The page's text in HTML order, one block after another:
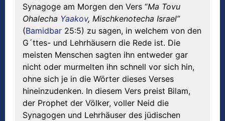
Synagoge am Morgen den Vers “Ma Tovu
Ohalecha Yaakov, Mischkenotecha Israel”
(Bamidbar 25:5) zu sagen, in welchem von den
G´ttes- und Lehrhäusern die Rede ist. Die
meisten Menschen sagten ihn entweder gar
nicht oder murmelten ihn schnell vor sich hin,
ohne sich je in die Wörter dieses Verses
hineinzudenken. In diesem Vers preist Bilam,
der Prophet der Völker, voller Neid die
Synagogen und Lehrhäuser des jüdischen